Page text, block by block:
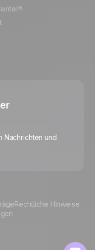
Nachrichten und
Rechtliche Hinweise